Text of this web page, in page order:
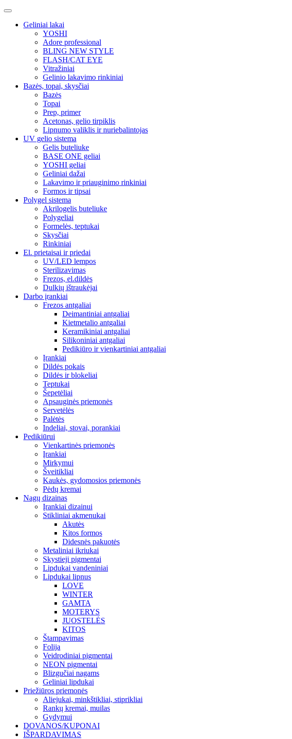
Geliniai lakai
YOSHI
Adore professional
BLING NEW STYLE
FLASH/CAT EYE
Vitražiniai
Gelinio lakavimo rinkiniai
Bazės, topai, skysčiai
Bazės
Topai
Prep, primer
Acetonas, gelio tirpiklis
Lipnumo valiklis ir nuriebalintojas
UV gelio sistema
Gelis buteliuke
BASE ONE geliai
YOSHI geliai
Geliniai dažai
Lakavimo ir priauginimo rinkiniai
Formos ir tipsai
Polygel sistema
Akrilogelis buteliuke
Polygeliai
Formelės, teptukai
Skysčiai
Rinkiniai
El. prietaisai ir priedai
UV/LED lempos
Sterilizavimas
Frezos, el.dildės
Dulkių ištraukėjai
Darbo įrankiai
Frezos antgaliai
Deimantiniai antgaliai
Kietmetalio antgaliai
Keramikiniai antgaliai
Silikoniniai antgaliai
Pedikiūro ir vienkartiniai antgaliai
Įrankiai
Dildės pokais
Dildės ir blokeliai
Teptukai
Šepetėliai
Apsauginės priemonės
Servetėlės
Palėtės
Indeliai, stovai, porankiai
Pedikiūrui
Vienkartinės priemonės
Įrankiai
Mirkymui
Šveitikliai
Kaukės, gydomosios priemonės
Pėdų kremai
Nagų dizainas
Įrankiai dizainui
Stikliniai akmenukai
Akutės
Kitos formos
Didesnės pakuotės
Metaliniai ikriukai
Skystieji pigmentai
Lipdukai vandeniniai
Lipdukai lipnus
LOVE
WINTER
GAMTA
MOTERYS
JUOSTELĖS
KITOS
Štampavimas
Folija
Veidrodiniai pigmentai
NEON pigmentai
Blizgučiai nagams
Geliniai lipdukai
Priežiūros priemonės
Aliejukai, minkštikliai, stiprikliai
Rankų kremai, muilas
Gydymui
DOVANOS/KUPONAI
IŠPARDAVIMAS